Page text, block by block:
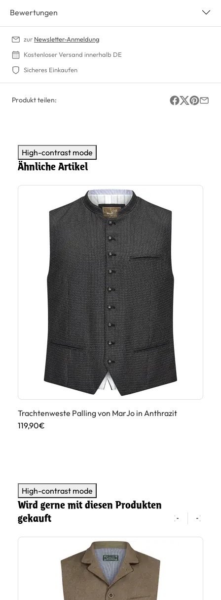
Bewertungen
zur Newsletter-Anmeldung
Kostenloser Versand innerhalb DE
Sicheres Einkaufen
Produkt teilen:
High-contrast mode
Ähnliche Artikel
Trachtenweste Palling von MarJo in Anthrazit
119,90€
High-contrast mode
Wird gerne mit diesen Produkten
gekauft